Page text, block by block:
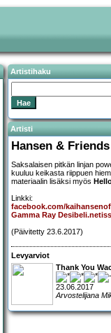
Artistihaku
Artisti
Hansen & Friends
Saksalaisen pitkän linjan
kuuluu keikasta riippuen
materiaalin lisäksi myös
Linkki:
facebook.com/
Gamma Ray
(Päivitetty 23.6.2017)
Levyarviot
Thank You
23.06.2017
Arvostelijana